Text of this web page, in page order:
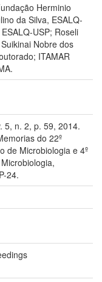
Herminio
da Silva, ESALQ-
USP; Roseli
Nobre dos
ITAMAR
5, n. 2, p. 59, 2014.
do 22º
de Microbiologia e 4º
24.